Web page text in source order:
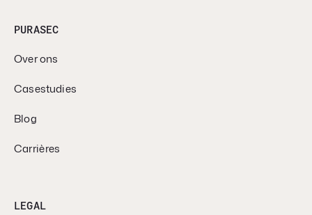
PURASEC
Over ons
Casestudies
Blog
Carrières
LEGAL